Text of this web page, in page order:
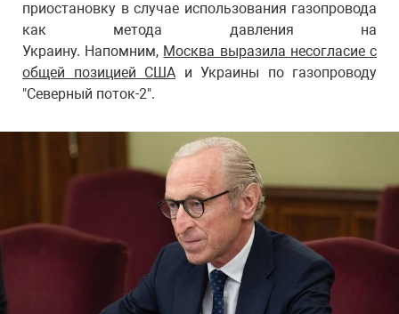
приостановку в случае использования газопровода
как метода давления на
Украину. Напомним, Москва выразила несогласие с
общей позицией США и Украины по газопроводу
"Северный поток-2".